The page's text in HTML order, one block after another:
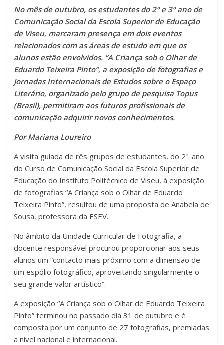
No mês de outubro, os estudantes do 2º e 3º ano de
Comunicação Social da Escola Superior de Educação
de Viseu, marcaram presença em dois eventos
relacionados com as áreas de estudo em que os
alunos estão envolvidos. “A Criança sob o Olhar de
Eduardo Teixeira Pinto”, a exposição de fotografias e
Jornadas Internacionais de Estudos sobre o Espaço
Literário, organizado pelo grupo de pesquisa Topus
(Brasil), permitiram aos futuros profissionais de
comunicação adquirir novos conhecimentos.
Por Mariana Loureiro
A visita guiada de rês grupos de estudantes, do 2º. ano
do Curso de Comunicação Social da Escola Superior de
Educação do Instituto Politécnico de Viseu, à exposição
de fotografias “A Criança sob o Olhar de Eduardo
Teixeira Pinto”, resultou de uma proposta de Anabela de
Sousa, professora da ESEV.
No âmbito da Unidade Curricular de Fotografia, a
docente responsável procurou proporcionar aos seus
alunos um “contacto mais próximo com a dimensão de
um espólio fotográfico, aproveitando singularmente o
seu grande valor artístico”.
A exposição “A Criança sob o Olhar de Eduardo Teixeira
Pinto” terminou no passado dia 31 de outubro e é
composta por um conjunto de 27 fotografias, premiadas
a nível nacional e internacional.